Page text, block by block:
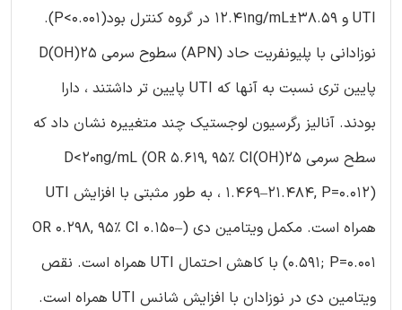
UTI و 38.59±12.41ng/mL در گروه کنترل بود(P<0.001).
نوزادانی با پلیونفریت حاد (APN) سطوح سرمی 25(OH)D
پایین تری نسبت به آنها که UTI پایین تر داشتند ، دارا
بودند. آنالیز رگرسیون لوجستیک چند متغییره نشان داد که
سطح سرمی 25(OH)D<20ng/mL (OR 5.619, 95% CI
1.469–21.484, P=0.012) ، به طور مثبتی با افزایش UTI
همراه است. مکمل ویتامین دی (OR 0.298, 95% CI 0.150–
0.591; P=0.001) با کاهش احتمال UTI همراه است. نقص
ویتامین دی در نوزادان با افزایش شانس UTI همراه است.